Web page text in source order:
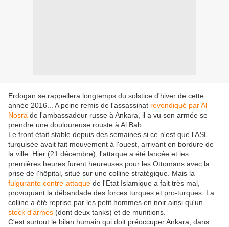
Erdogan se rappellera longtemps du solstice d'hiver de cette
année 2016... A peine remis de l'assassinat revendiqué par Al
Nosra de l'ambassadeur russe à Ankara, il a vu son armée se
prendre une douloureuse rouste à Al Bab.
Le front était stable depuis des semaines si ce n'est que l'ASL
turquisée avait fait mouvement à l'ouest, arrivant en bordure de
la ville. Hier (21 décembre), l'attaque a été lancée et les
premières heures furent heureuses pour les Ottomans avec la
prise de l'hôpital, situé sur une colline stratégique. Mais la
fulgurante contre-attaque de l'Etat Islamique a fait très mal,
provoquant la débandade des forces turques et pro-turques. La
colline a été reprise par les petit hommes en noir ainsi qu'un
stock d'armes (dont deux tanks) et de munitions.
C'est surtout le bilan humain qui doit préoccuper Ankara, dans